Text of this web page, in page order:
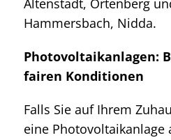
Altenstadt, Ortenberg
Hammersbach, Nidda.
Photovoltaikanlagen:
fairen Konditionen
Falls Sie auf Ihrem
eine